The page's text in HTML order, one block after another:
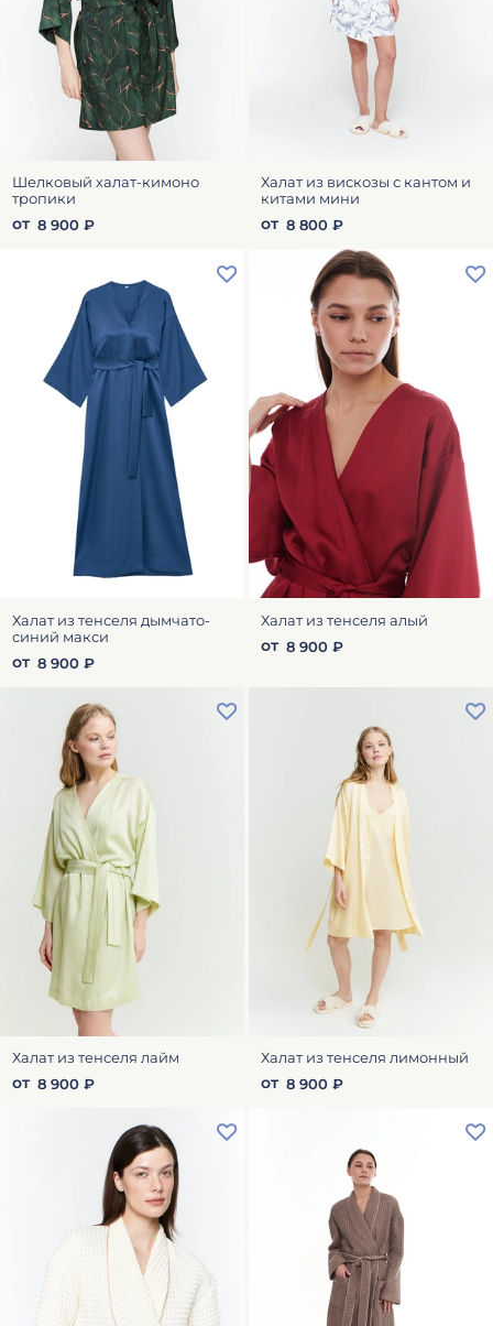
Шелковый халат-кимоно
тропики
от 8 900 ₽
Халат из вискозы с кантом и
китами мини
от 8 800 ₽
Халат из тенселя дымчато-
синий макси
от 8 900 ₽
Халат из тенселя алый
от 8 900 ₽
Халат из тенселя лайм
от 8 900 ₽
Халат из тенселя лимонный
от 8 900 ₽